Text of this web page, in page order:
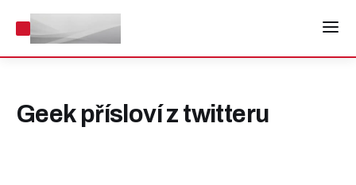
Geek přísloví z twitteru